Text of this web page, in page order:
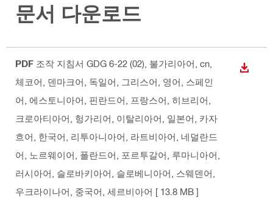
문서 다운로드
PDF 조작 지침서 GDG 6-22 (02) , 불가리아어, cn,
체코어, 덴마크어, 독일어, 그리스어, 영어, 스페인
어, 에스토니아어, 핀란드어, 프랑스어, 히브리어,
크로아티아어, 헝가리어, 이탈리아어, 일본어, 카자
흐어, 한국어, 리투아니아어, 라트비아어, 네덜란드
어, 노르웨이어, 폴란드어, 포르투갈어, 루마니아어,
러시아어, 슬로바키아어, 슬로베니아어, 스웨덴어,
우크라이나어, 중국어, 세르비아어 [ 13.8 MB ]
다운로